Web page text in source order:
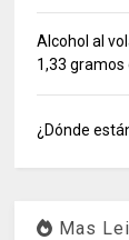
Alcohol al
1,33 gramos
¿Dónde
Mas